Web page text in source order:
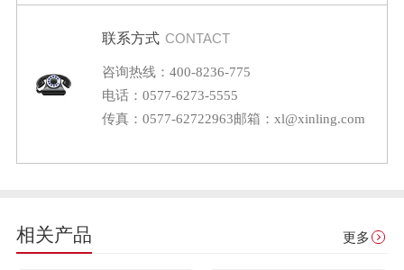
联系方式 CONTACT
咨询热线：400-8236-775
电话：0577-6273-5555
传真：0577-62722963邮箱：xl@xinling.com
相关产品 更多